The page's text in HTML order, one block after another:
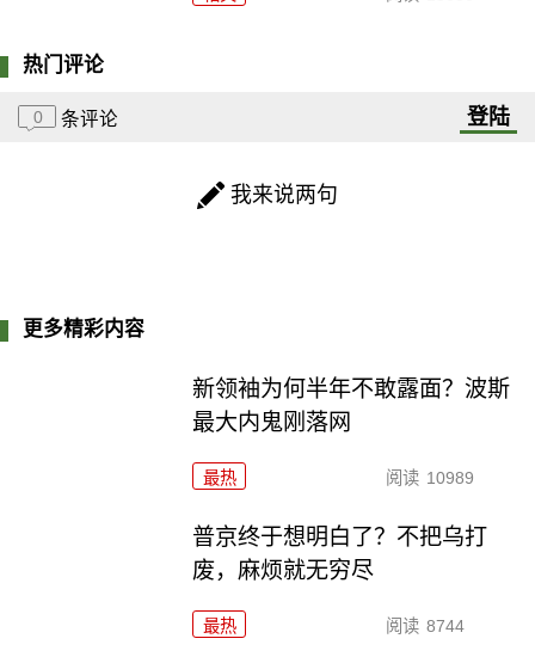
热门评论
0 条评论 登陆
我来说两句
更多精彩内容
新领袖为何半年不敢露面？波斯
最大内鬼刚落网
最热 阅读 10989
普京终于想明白了？不把乌打
废，麻烦就无穷尽
最热 阅读 8744